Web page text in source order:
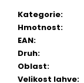
Kategorie:
Hmotnost:
EAN:
Druh:
Oblast:
Velikost lahve:
REBULI,
EXTRA
DRY,
DOC